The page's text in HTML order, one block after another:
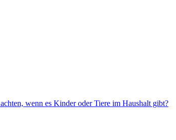
wenn es Kinder oder Tiere im Haushalt gibt?